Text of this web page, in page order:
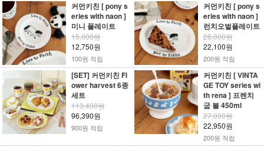
커먼키친 [ pony s
eries with naon ]
미니 플레이트
15,000원
12,750원
100원 적립
커먼키친 [ pony s
eries with naon ]
런치오벌플레이트
26,000원
22,100원
200원 적립
[SET] 커먼키친 Fl
ower harvest 6종
세트
113,400원
96,390원
900원 적립
커먼키친 [ VINTA
GE TOY series wi
th rena ] 프렌치
굽 볼 450ml
27,000원
22,950원
200원 적립